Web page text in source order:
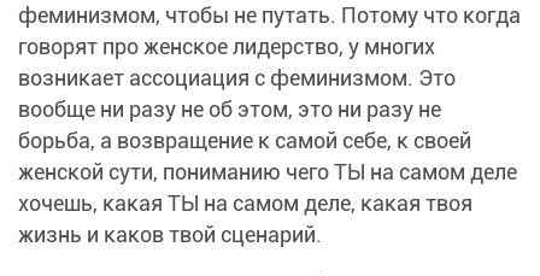
феминизмом, чтобы не путать. Потому что когда
говорят про женское лидерство, у многих
возникает ассоциация с феминизмом. Это
вообще ни разу не об этом, это ни разу не
борьба, а возвращение к самой себе, к своей
женской сути, пониманию чего ТЫ на самом деле
хочешь, какая ТЫ на самом деле, какая твоя
жизнь и каков твой сценарий.